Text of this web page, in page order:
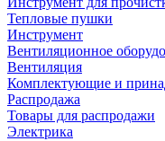
Тепловые пушки
Инструмент
Вентиляционное
Вентиляция
Комплектующие и
Распродажа
Товары для распродажи
Электрика